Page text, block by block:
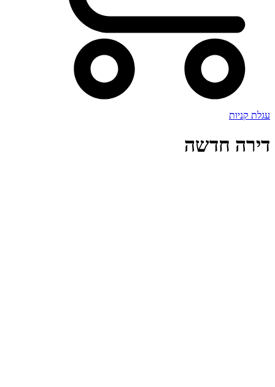
עגלת קניות
דירה חדשה